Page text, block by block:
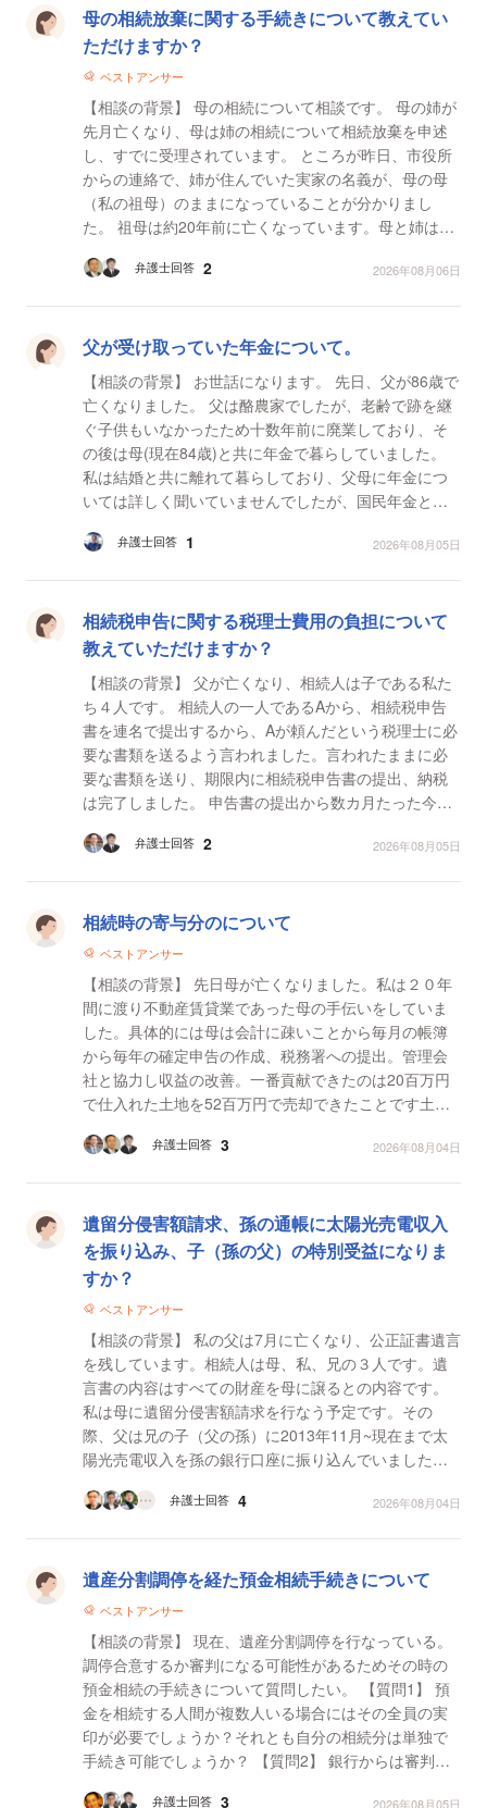
母の相続放棄に関する手続きについて教えてい
ただけますか？
ベストアンサー
【相談の背景】 母の相続について相談です。 母の姉が
先月亡くなり、母は姉の相続について相続放棄を申述
し、すでに受理されています。 ところが昨日、市役所
からの連絡で、姉が住んでいた実家の名義が、母の母
（私の祖母）のままになっていることが分かりまし
た。 祖母は約20年前に亡くなっています。母と姉は長
弁護士回答 2 2026年08月06日
父が受け取っていた年金について。
【相談の背景】 お世話になります。 先日、父が86歳で
亡くなりました。 父は酪農家でしたが、老齢で跡を継
ぐ子供もいなかったため十数年前に廃業しており、そ
の後は母(現在84歳)と共に年金で暮らしていました。
私は結婚と共に離れて暮らしており、父母に年金につ
いては詳しく聞いていませんでしたが、国民年金と農
弁護士回答 1 2026年08月05日
相続税申告に関する税理士費用の負担について
教えていただけますか？
【相談の背景】 父が亡くなり、相続人は子である私た
ち４人です。 相続人の一人であるAから、相続税申告
書を連名で提出するから、Aが頼んだという税理士に必
要な書類を送るよう言われました。言われたままに必
要な書類を送り、期限内に相続税申告書の提出、納税
は完了しました。 申告書の提出から数カ月たった今、
ま...
弁護士回答 2 2026年08月05日
相続時の寄与分のについて
ベストアンサー
【相談の背景】 先日母が亡くなりました。私は２０年
間に渡り不動産賃貸業であった母の手伝いをしていま
した。具体的には母は会計に疎いことから毎月の帳簿
から毎年の確定申告の作成、税務署への提出。管理会
社と協力し収益の改善。一番貢献できたのは20百万円
で仕入れた土地を52百万円で売却できたことです土地
取引しま...弁護士回答 3 2026年08月04日
遺留分侵害額請求、孫の通帳に太陽光売電収入
を振り込み、子（孫の父）の特別受益になりま
すか？
ベストアンサー
【相談の背景】 私の父は7月に亡くなり、公正証書遺言
を残しています。相続人は母、私、兄の３人です。遺
言書の内容はすべての財産を母に譲るとの内容です。
私は母に遺留分侵害額請求を行なう予定です。その
際、父は兄の子（父の孫）に2013年11月~現在まで太
陽光売電収入を孫の銀行口座に振り込んでいました。 2
は兄が...
弁護士回答 4 2026年08月04日
遺産分割調停を経た預金相続手続きについて
ベストアンサー
【相談の背景】 現在、遺産分割調停を行なっている。
調停合意するか審判になる可能性があるためその時の
預金相続の手続きについて質問したい。 【質問1】 預
金を相続する人間が複数人いる場合にはその全員の実
印が必要でしょうか？それとも自分の相続分は単独で
手続き可能でしょうか？ 【質問2】 銀行からは審判に
弁護士回答 3 2026年08月05日